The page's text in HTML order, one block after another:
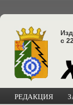
с
РЕДАКЦИЯ